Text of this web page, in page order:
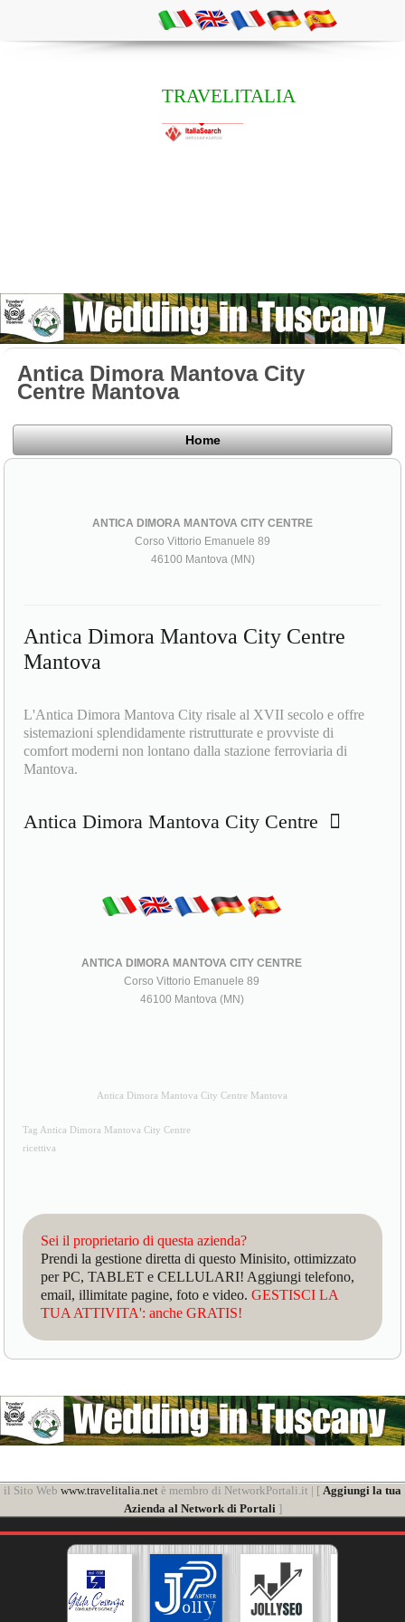
TRAVELITALIA
Antica Dimora Mantova City
Centre Mantova
Home
ANTICA DIMORA MANTOVA CITY CENTRE
Corso Vittorio Emanuele 89
46100 Mantova (MN)
Antica Dimora Mantova City Centre
Mantova
L'Antica Dimora Mantova City risale al XVII secolo e offre
sistemazioni splendidamente ristrutturate e provviste di
comfort moderni non lontano dalla stazione ferroviaria di
Mantova.
Antica Dimora Mantova City Centre
ANTICA DIMORA MANTOVA CITY CENTRE
Corso Vittorio Emanuele 89
46100 Mantova (MN)
Antica Dimora Mantova City Centre Mantova
Tag Antica Dimora Mantova City Centre
ricettiva
Sei il proprietario di questa azienda?
Prendi la gestione diretta di questo Minisito, ottimizzato
per PC, TABLET e CELLULARI! Aggiungi telefono,
email, illimitate pagine, foto e video.GESTISCI LA
TUA ATTIVITA': anche GRATIS!
il Sito Web www.travelitalia.net è membro di NetworkPortali.it | [ Aggiungi la tua
Azienda al Network di Portali]